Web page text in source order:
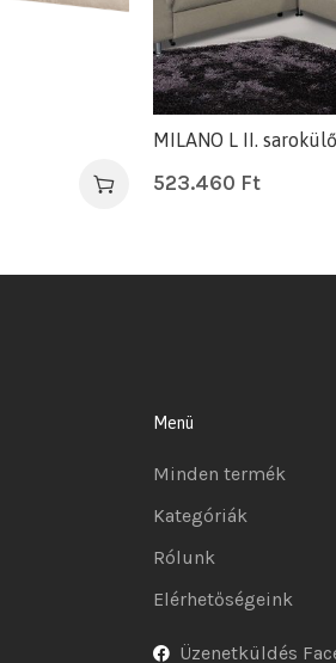
MILANO L II. sarokülő
523.460 Ft
Menü
Minden termék
Kategóriák
Rólunk
Elérhetőségeink
Üzenetküldés